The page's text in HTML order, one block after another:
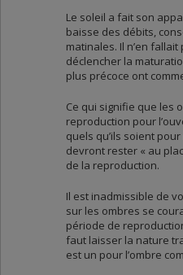
Le soleil a fait son
baisse des débits,
matinales. Il n’en
déclencher la
plus précoce ont
Ce qui signifie que les
reproduction pour
quels qu’ils soient
devront rester « au
de la reproduction.
Il est inadmissible de
sur les ombres se
période de
faut laisser la nature
est un pour l’ombre